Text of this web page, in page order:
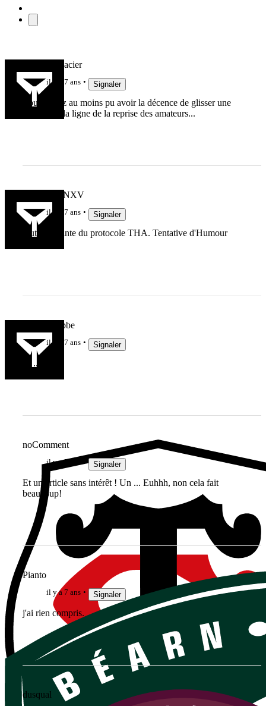
Fufu Brindacier
il y a 7 ans Signaler
Vous auriez au moins pu avoir la décence de glisser une
bière dans la ligne de la reprise des amateurs...
MARCFANXV
il y a 7 ans Signaler
Autre variante du protocole THA. Tentative d'Humour
Kad D\'hebbe
il y a 7 ans Signaler
Et ... ?
noComment
il y a 7 ans Signaler
Et un article sans intérêt ! Un ... Euhhh, non cela fait
beaucoup!
Pianto
il y a 7 ans Signaler
j'ai rien compris.
dusqual